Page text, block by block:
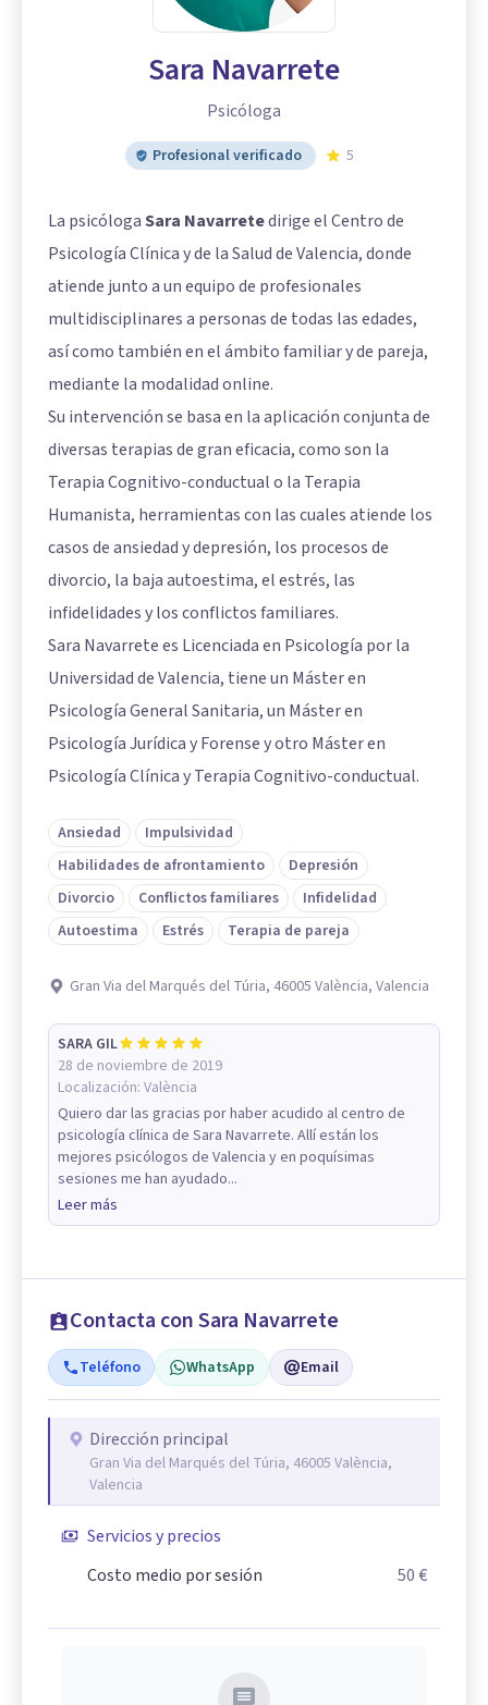
Sara Navarrete
Psicóloga
Profesional verificado 5
La psicólogaSara Navarretedirige el Centro de
Psicología Clínica y de la Salud de Valencia, donde
atiende junto a un equipo de profesionales
multidisciplinares a personas de todas las edades,
así como también en el ámbito familiar y de pareja,
mediante la modalidad online.
Su intervención se basa en la aplicación conjunta de
diversas terapias de gran eficacia, como son la
Terapia Cognitivo-conductual o la Terapia
Humanista, herramientas con las cuales atiende los
casos de ansiedad y depresión, los procesos de
divorcio, la baja autoestima, el estrés, las
infidelidades y los conflictos familiares.
Sara Navarrete es Licenciada en Psicología por la
Universidad de Valencia, tiene un Máster en
Psicología General Sanitaria, un Máster en
Psicología Jurídica y Forense y otro Máster en
Psicología Clínica y Terapia Cognitivo-conductual.
Ansiedad
Impulsividad
Habilidades de afrontamiento
Depresión
Divorcio
Conflictos familiares
Infidelidad
Autoestima
Estrés Terapia de pareja
Gran Via del Marqués del Túria, 46005 València, Valencia
SARA GIL
28 de noviembre de 2019
Localización: València
Quiero dar las gracias por haber acudido al centro de
psicología clínica de Sara Navarrete. Allí están los
mejores psicólogos de Valencia y en poquísimas
sesiones me han ayudado...
Leer más
Contacta con Sara Navarrete
Teléfono WhatsApp Email
Dirección principal
Gran Via del Marqués del Túria, 46005 València,
Valencia
Servicios y precios
Costo medio por sesión
50 €